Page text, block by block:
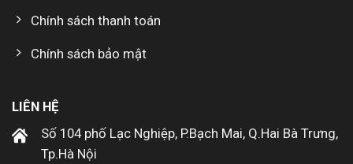
Chính sách thanh toán
Chính sách bảo mật
LIÊN HỆ
Số 104 phố Lạc Nghiệp, P.Bạch Mai, Q.Hai Bà Trưng,
Tp.Hà Nội